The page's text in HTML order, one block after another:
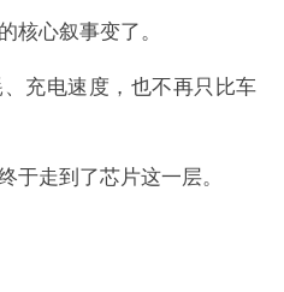
核心叙事变了。
充电速度，也不再只比车
于走到了芯片这一层。